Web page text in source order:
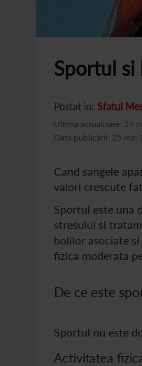
Sportul si
Postat in: Sfatul
Data publicării: 25 mai
Ultima actualizare: 25
Cand sangele
valori crescute
Sportul este una
stresului si
bolilor asociate
fizica moderata
De ce este
Sportul nu este
Activitatea